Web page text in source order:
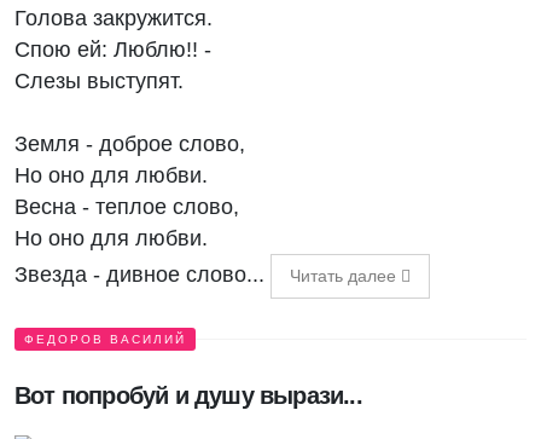
Голова закружится.
Спою ей: Люблю!! -
Слезы выступят.
Земля - доброе слово,
Но оно для любви.
Весна - теплое слово,
Но оно для любви.
Звезда - дивное слово...
Читать далее
ФЕДОРОВ ВАСИЛИЙ
Вот попробуй и душу вырази...